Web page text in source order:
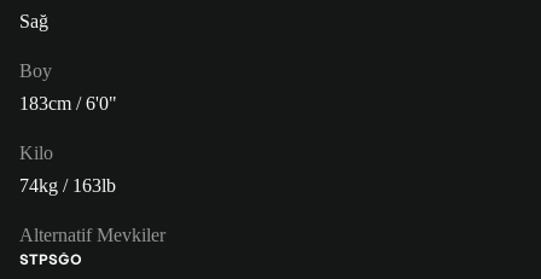
Sağ
Boy
183cm / 6'0"
Kilo
74kg / 163lb
Alternatif Mevkiler
STPSĞO